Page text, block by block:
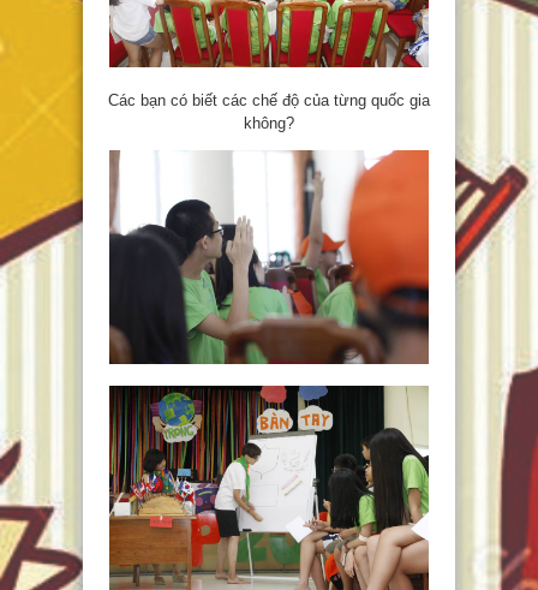
Các bạn có biết các chế độ của từng quốc gia
không?